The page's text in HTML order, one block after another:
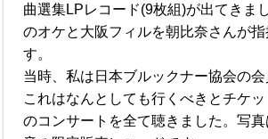
曲選集LPレコード(9枚組)が出てきま
のオケと大阪フィルを朝比奈さんが
す。
当時、私は日本ブルックナー協会の会
これはなんとしても行くべきとチケ
のコンサートを全て聴きました。写